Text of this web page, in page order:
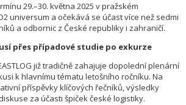
29.–30. května 2025 v pražském
universum a očekává se účast více než sedmi
a odbornic z České republiky i zahraničí.
přes případové studie po exkurze
již tradičně zahajuje dopolední plenární
k hlavnímu tématu letošního ročníku. Na
příspěvky klíčových řečníků, výsledky
za účasti špiček české logistiky.